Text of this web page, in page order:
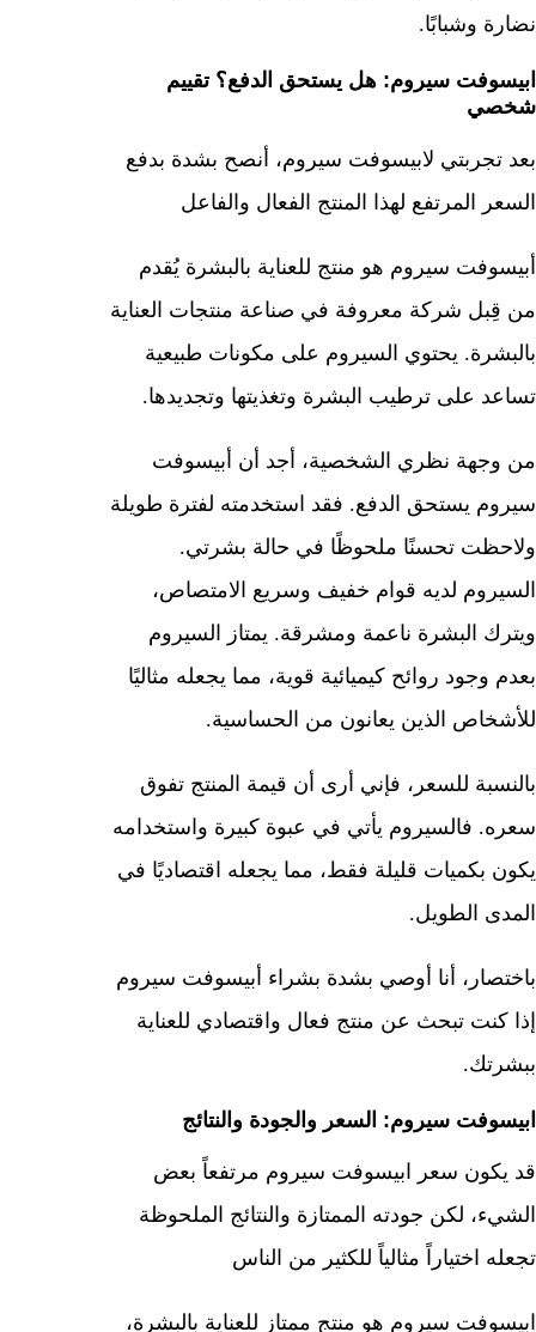
نضارة وشبابًا.
ابيسوفت سيروم: هل يستحق الدفع؟ تقييم
شخصي
بعد تجربتي لابيسوفت سيروم، أنصح بشدة بدفع
السعر المرتفع لهذا المنتج الفعال والفاعل
أبيسوفت سيروم هو منتج للعناية بالبشرة يُقدم
من قِبل شركة معروفة في صناعة منتجات العناية
بالبشرة. يحتوي السيروم على مكونات طبيعية
تساعد على ترطيب البشرة وتغذيتها وتجديدها.
من وجهة نظري الشخصية، أجد أن أبيسوفت
سيروم يستحق الدفع. فقد استخدمته لفترة طويلة
ولاحظت تحسنًا ملحوظًا في حالة بشرتي.
السيروم لديه قوام خفيف وسريع الامتصاص،
ويترك البشرة ناعمة ومشرقة. يمتاز السيروم
بعدم وجود روائح كيميائية قوية، مما يجعله مثاليًا
للأشخاص الذين يعانون من الحساسية.
بالنسبة للسعر، فإني أرى أن قيمة المنتج تفوق
سعره. فالسيروم يأتي في عبوة كبيرة واستخدامه
يكون بكميات قليلة فقط، مما يجعله اقتصاديًا في
المدى الطويل.
باختصار، أنا أوصي بشدة بشراء أبيسوفت سيروم
إذا كنت تبحث عن منتج فعال واقتصادي للعناية
ببشرتك.
ابيسوفت سيروم: السعر والجودة والنتائج
قد يكون سعر ابيسوفت سيروم مرتفعاً بعض
الشيء، لكن جودته الممتازة والنتائج الملحوظة
تجعله اختياراً مثالياً للكثير من الناس
ابيسوفت سيروم هو منتج ممتاز للعناية بالبشرة،